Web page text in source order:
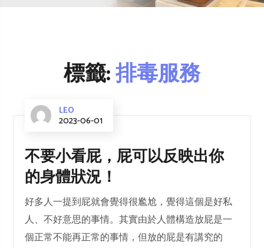
標籤:排毒服務
LEO
2023-06-01
不要小看屁，屁可以反映出你
的身體狀況！
好多人一提到屁就會覺得很尷尬，覺得這個是好私
人、不好意思的事情。其實由於人體構造放屁是一
個正常不能再正常的事情，但放的屁是有講究的